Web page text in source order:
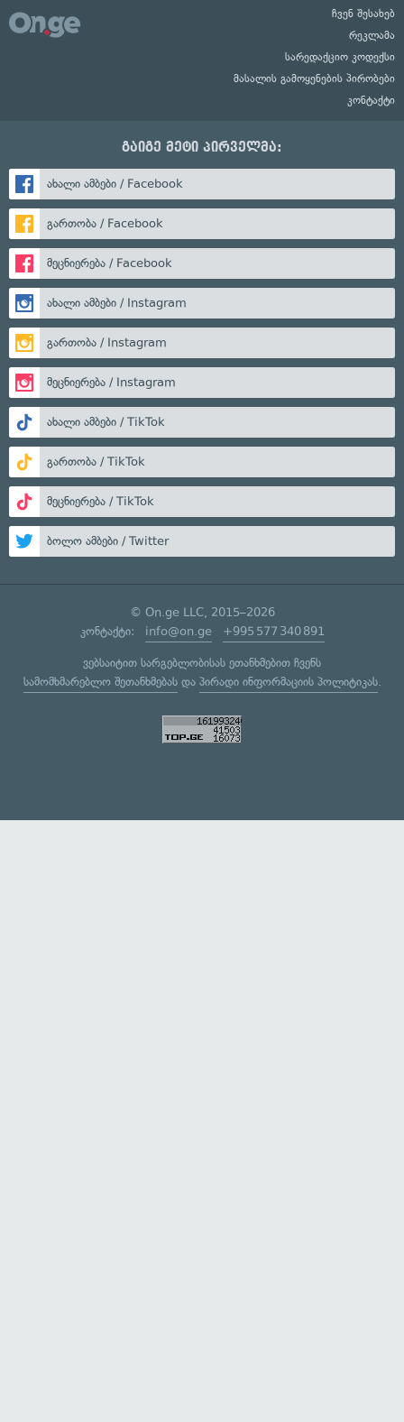
ჩვენ შესახებ
რეკლამა
სარედაქციო კოდექსი
მასალის გამოყენების პირობები
კონტაქტი
გაიგე მეტი პირველმა:
ახალი ამბები / Facebook
გართობა / Facebook
მეცნიერება / Facebook
ახალი ამბები / Instagram
გართობა / Instagram
მეცნიერება / Instagram
ახალი ამბები / TikTok
გართობა / TikTok
მეცნიერება / TikTok
ბოლო ამბები / Twitter
© On.ge LLC, 2015–2026
კონტაქტი: info@on.ge +995 577 340 891
ვებსაიტით სარგებლობისას ეთანხმებით ჩვენს
სამომხმარებლო შეთანხმებასდა პირადი ინფორმაციის პოლიტიკას.